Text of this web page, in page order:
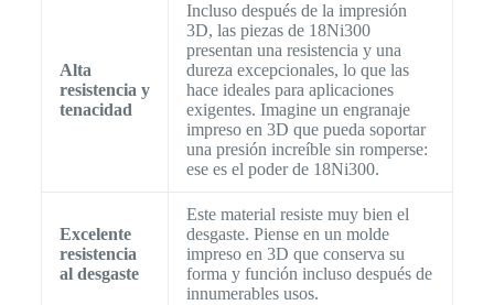
Alta
resistencia y
tenacidad
Incluso después de la impresión
3D, las piezas de 18Ni300
presentan una resistencia y una
dureza excepcionales, lo que las
hace ideales para aplicaciones
exigentes. Imagine un engranaje
impreso en 3D que pueda soportar
una presión increíble sin romperse:
ese es el poder de 18Ni300.
Excelente
resistencia
al desgaste
Este material resiste muy bien el
desgaste. Piense en un molde
impreso en 3D que conserva su
forma y función incluso después de
innumerables usos.